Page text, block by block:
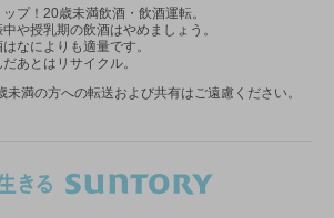
ップ！20歳未満飲酒・飲酒運転。
や授乳期の飲酒はやめましょう。
はなによりも適量です。
あとはリサイクル。
満の方への転送および共有はご遠慮ください。